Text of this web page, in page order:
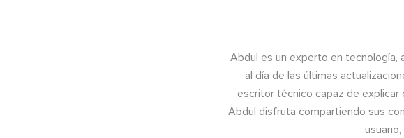
Abdul es un experto en tecnología,
al día de las últimas
escritor técnico capaz de explicar
Abdul disfruta compartiendo sus